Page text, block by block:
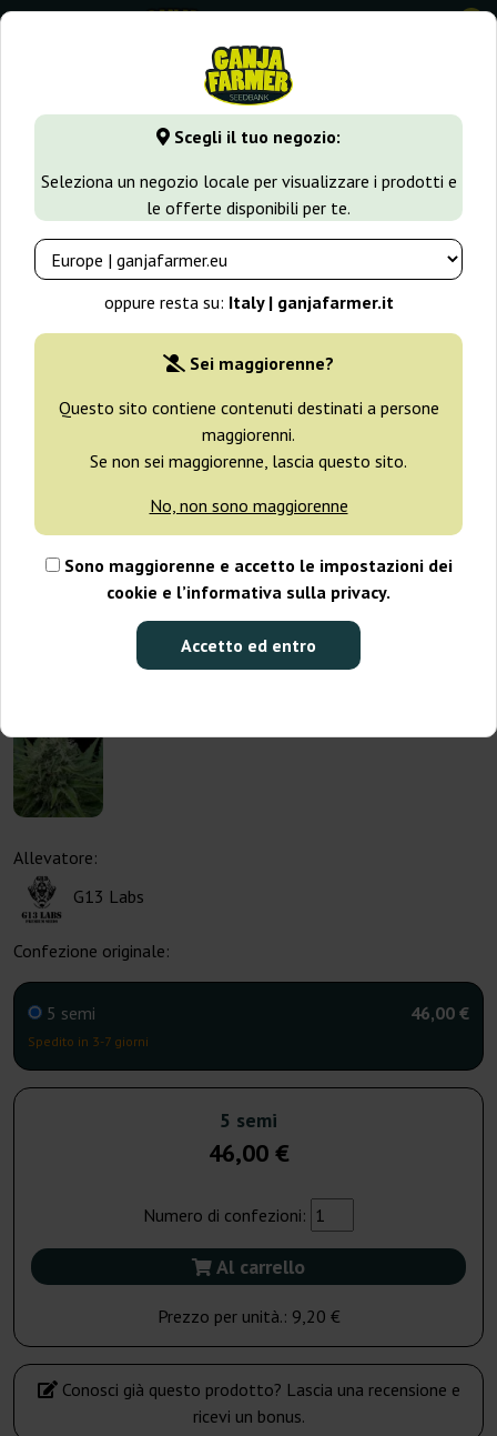
Scegli il tuo negozio:
Seleziona un negozio locale per visualizzare i prodotti e
le offerte disponibili per te.
oppure resta su: Italy | ganjafarmer.it
Sei maggiorenne?
Questo sito contiene contenuti destinati a persone
maggiorenni.
Se non sei maggiorenne, lascia questo sito.
No, non sono maggiorenne
Sono maggiorenne e accetto le impostazioni dei
cookie e l’informativa sulla privacy.
Accetto ed entro
0
GanjaFarmer.it Seedbank G13 Labs Raw Diesel
Allevatore:
G13 Labs
Confezione originale:
5 semi
Spedito in 3-7 giorni
46,00 €
5 semi
46,00 €
Numero di confezioni:
Al carrello
Prezzo per unità.: 9,20 €
Conosci già questo prodotto? Lascia una recensione e
ricevi un bonus.